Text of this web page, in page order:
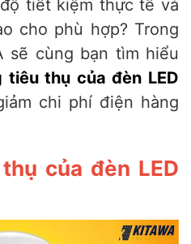
tiết kiệm thực tế và
cho phù hợp? Trong
sẽ cùng bạn tìm hiểu
thụ của đèn LED
chi phí điện hàng
của đèn LED